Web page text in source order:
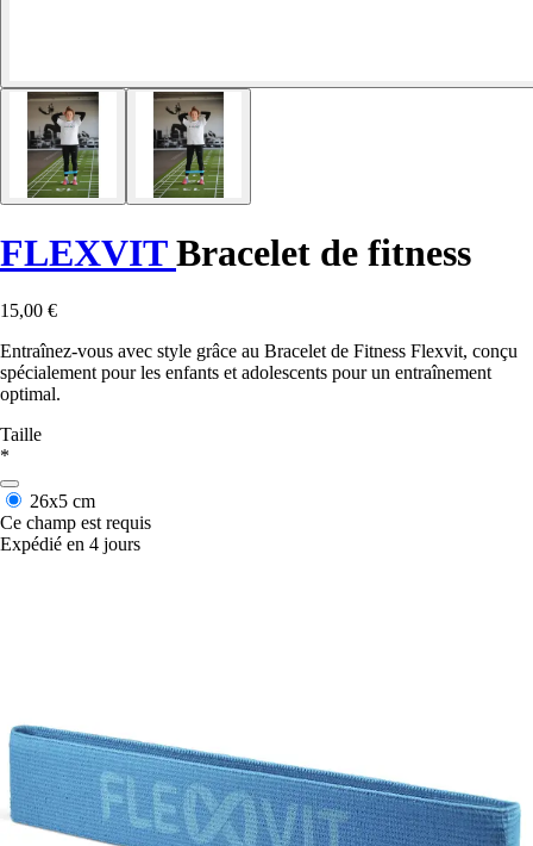
FLEXVITBracelet de fitness
15,00 €
Entraînez-vous avec style grâce au Bracelet de Fitness Flexvit, conçu
spécialement pour les enfants et adolescents pour un entraînement
optimal.
Taille
*
26x5 cm
Ce champ est requis
Expédié en 4 jours